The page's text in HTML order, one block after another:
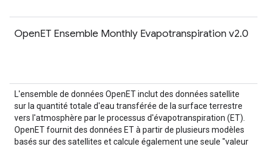
OpenET Ensemble Monthly Evapotranspiration v2.0
L'ensemble de données OpenET inclut des données satellite
sur la quantité totale d'eau transférée de la surface terrestre
vers l'atmosphère par le processus d'évapotranspiration (ET).
OpenET fournit des données ET à partir de plusieurs modèles
basés sur des satellites et calcule également une seule "valeur